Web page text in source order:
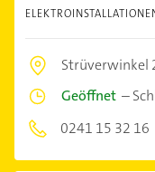
Strüverwinkel
Geöffnet –
0241 15 32 16